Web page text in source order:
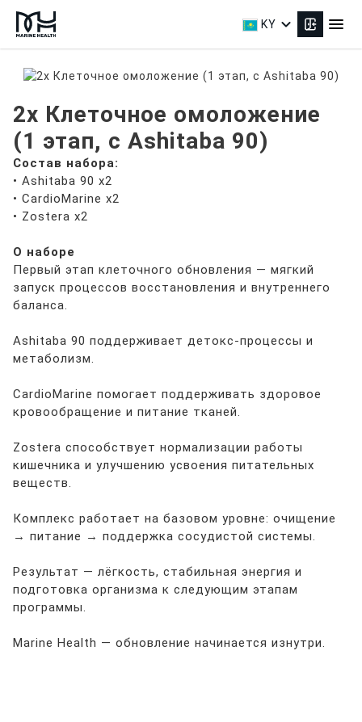
KY expand_more menu
2x Клеточное омоложение
(1 этап, с Ashitaba 90)
Состав набора:
• Ashitaba 90 x2
• CardioMarine x2
• Zostera x2
О наборе
Первый этап клеточного обновления — мягкий
запуск процессов восстановления и внутреннего
баланса.
Ashitaba 90 поддерживает детокс-процессы и
метаболизм.
CardioMarine помогает поддерживать здоровое
кровообращение и питание тканей.
Zostera способствует нормализации работы
кишечника и улучшению усвоения питательных
веществ.
Комплекс работает на базовом уровне: очищение
→ питание → поддержка сосудистой системы.
Результат — лёгкость, стабильная энергия и
подготовка организма к следующим этапам
программы.
Marine Health — обновление начинается изнутри.